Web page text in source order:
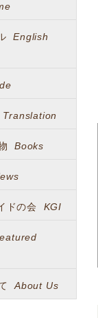
ルEnglish
Translation
Books
ドの会 KGI
About Us